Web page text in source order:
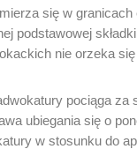
się w granicach
podstawowej
nie orzeka
pociąga za
ubiegania się o
w stosunku do